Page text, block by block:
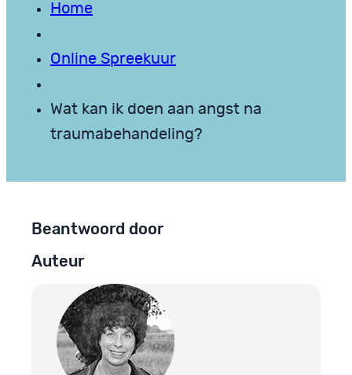
Home
Online Spreekuur
Wat kan ik doen aan angst na
traumabehandeling?
Beantwoord door
Auteur